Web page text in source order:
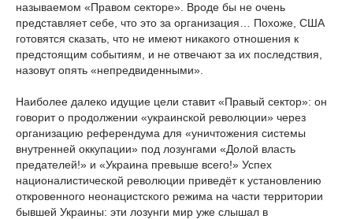
называемом «Правом секторе». Вроде бы не очень
представляет себе, что это за организация… Похоже, США
готовятся сказать, что не имеют никакого отношения к
предстоящим событиям, и не отвечают за их последствия,
назовут опять «непредвиденными».
Наиболее далеко идущие цели ставит «Правый сектор»: он
говорит о продолжении «украинской революции» через
организацию референдума для «уничтожения системы
внутренней оккупации» под лозунгами «Долой власть
предателей!» и «Украина превыше всего!» Успех
националистической революции приведёт к установлению
откровенного неонацистского режима на части территории
бывшей Украины: эти лозунги мир уже слышал в